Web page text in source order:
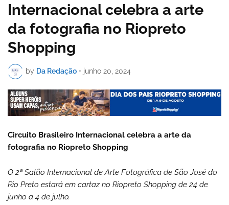
Internacional celebra a arte
da fotografia no Riopreto
Shopping
by Da Redação • junho 20, 2024
Circuito Brasileiro Internacional celebra a arte da
fotografia no Riopreto Shopping
O 2ª Salão Internacional de Arte Fotográfica de São José do
Rio Preto estará em cartaz no Riopreto Shopping de 24 de
junho a 4 de julho.